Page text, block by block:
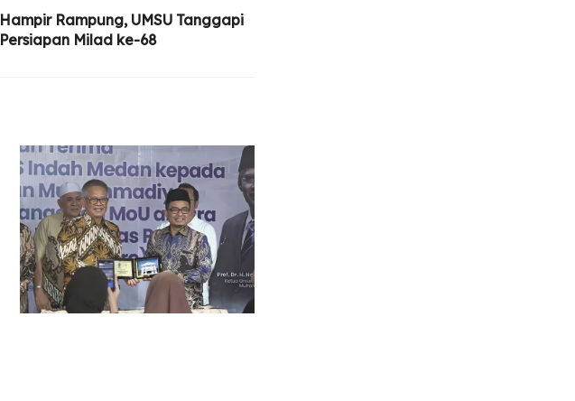
Hampir Rampung, UMSU Tanggapi
Persiapan Milad ke-68